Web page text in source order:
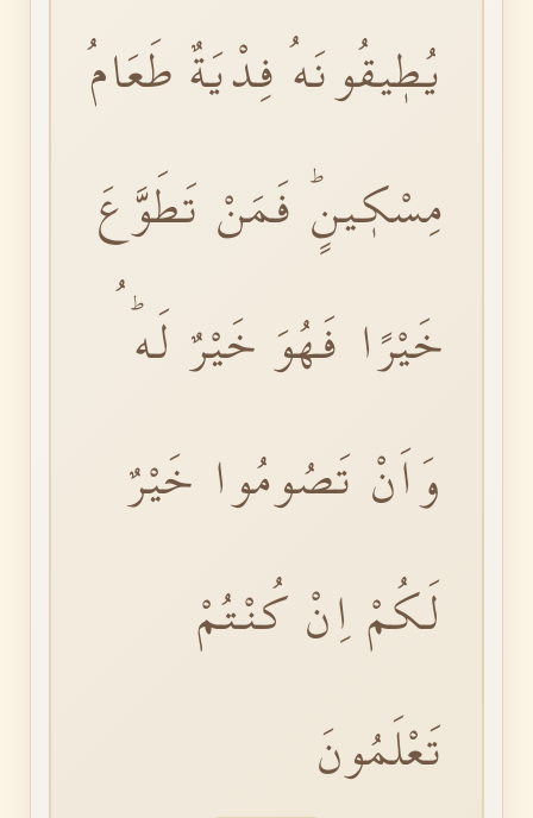
يُطٖيقُونَهُ فِدْيَةٌ طَعَامُ
مِسْكٖينٍۜ فَمَنْ تَطَوَّعَ
خَيْرًا فَهُوَ خَيْرٌ لَهُۜ
وَاَنْ تَصُومُوا خَيْرٌ
لَكُمْ اِنْ كُنْتُمْ
تَعْلَمُونَ